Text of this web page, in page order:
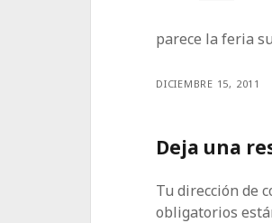
parece la feria
DICIEMBRE 15, 2011
Deja una
Tu dirección de
obligatorios